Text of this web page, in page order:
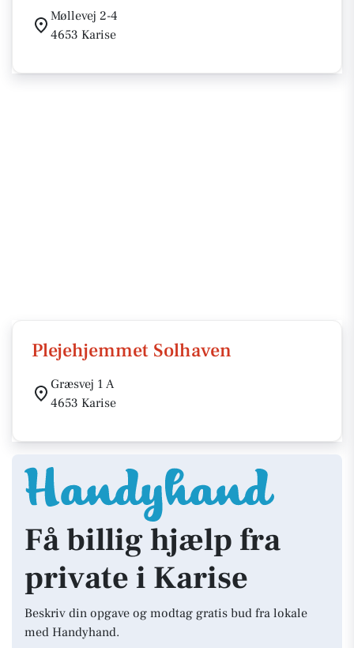
Møllevej 2-4
4653 Karise
Plejehjemmet Solhaven
Græsvej 1 A
4653 Karise
Få billig hjælp fra
private i Karise
Beskriv din opgave og modtag gratis bud fra lokale
med Handyhand.